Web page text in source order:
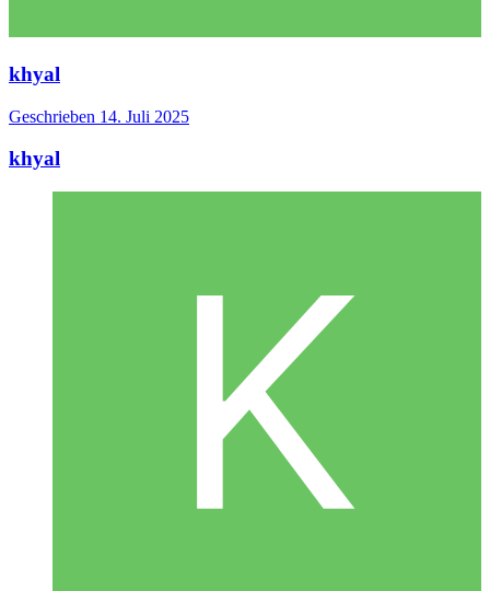
khyal
Geschrieben 14. Juli 2025
khyal